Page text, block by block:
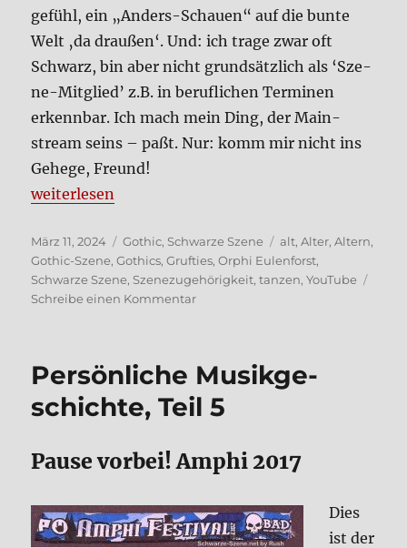
ge­fühl, ein „Anders-Schau­en“ auf die bun­te
Welt ‚da drau­ßen‘. Und: ich tra­ge zwar oft
Schwarz, bin aber nicht grund­sätz­lich als ‘Sze­
ne-Mit­glied’ z.B. in beruf­li­chen Ter­mi­nen
erkenn­bar. Ich mach mein Ding, der Main­
stream seins – paßt. Nur: komm mir nicht ins
Gehe­ge, Freund!
„Zu alt für die Sze­ne? Ein Kom­men­tar“
wei­ter­le­sen
Veröffentlicht
am
März 11, 2024 Kategorien
Gothic, Schwarze Szene Schlagwörter
alt,Alter,Altern,
Gothic-Szene,Gothics,Grufties,Orphi Eulenforst,
Schwarze Szene, Szenezugehörigkeit,tanzen,YouTube
Schreibe einen Kommentarzu
die
ne?
Kom­
men­
Per­sön­li­che Musik­ge­
schich­te, Teil 5
Pau­se vor­bei! Amphi 2017
Dies
ist der